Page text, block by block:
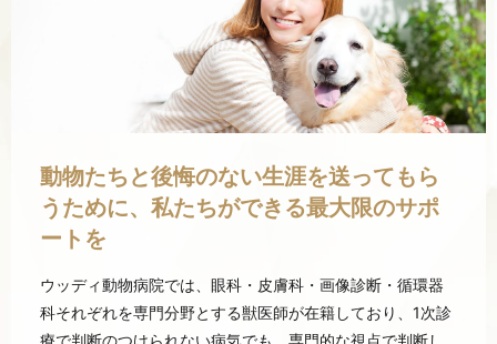
動物たちと後悔のない生涯を送ってもら
うために、私たちができる最大限のサポ
ートを
ウッディ動物病院では、眼科・皮膚科・画像診断・循環器
科それぞれを専門分野とする獣医師が在籍しており、1次診